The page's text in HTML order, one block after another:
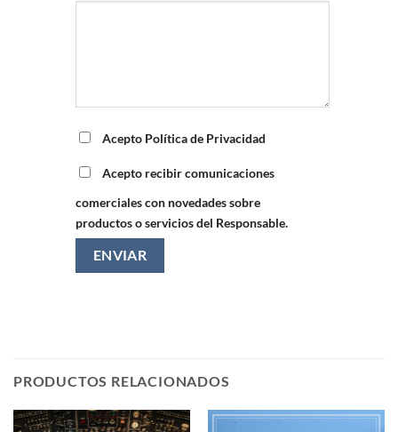
Acepto Política de Privacidad
Acepto recibir comunicaciones
comerciales con novedades sobre
productos o servicios del Responsable.
PRODUCTOS RELACIONADOS